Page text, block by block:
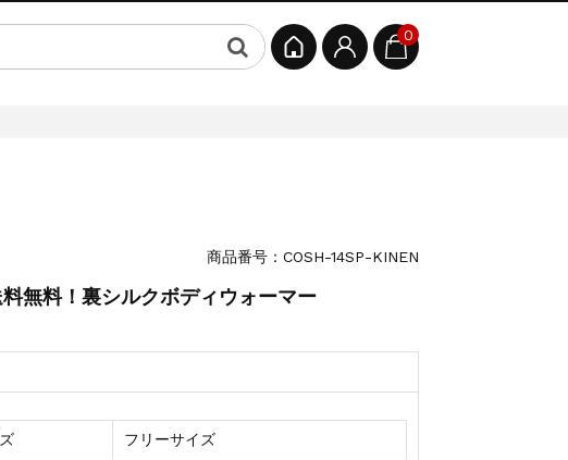
0
商品番号：COSH-14SP-KINEN
無料！裏シルクボディウォーマー
フリーサイズ